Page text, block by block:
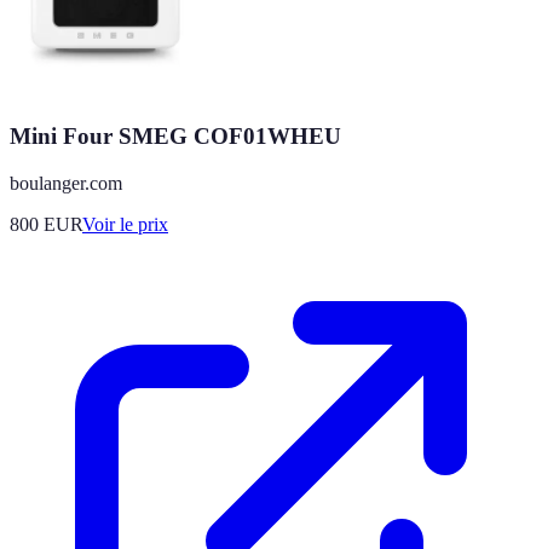
Mini Four SMEG COF01WHEU
boulanger.com
800 EURVoir le prix